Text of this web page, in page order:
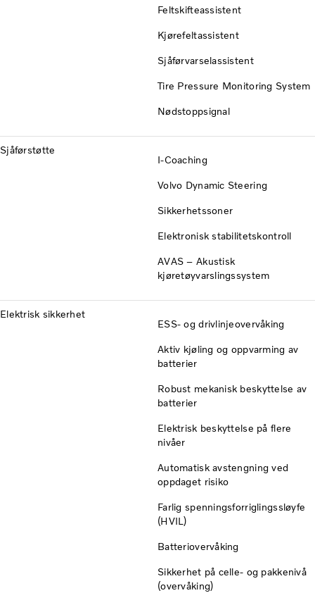
Feltskifteassistent
Kjørefeltassistent
Sjåførvarselassistent
Tire Pressure Monitoring System
Nødstoppsignal
Sjåførstøtte
I-Coaching
Volvo Dynamic Steering
Sikkerhetssoner
Elektronisk stabilitetskontroll
AVAS – Akustisk
kjøretøyvarslingssystem
Elektrisk sikkerhet
ESS- og drivlinjeovervåking
Aktiv kjøling og oppvarming av
batterier
Robust mekanisk beskyttelse av
batterier
Elektrisk beskyttelse på flere
nivåer
Automatisk avstengning ved
oppdaget risiko
Farlig spenningsforriglingssløyfe
(HVIL)
Batteriovervåking
Sikkerhet på celle- og pakkenivå
(overvåking)